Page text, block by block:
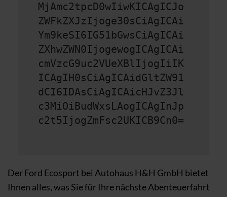
MjAmc2tpcD0wIiwKICAgICJo
ZWFkZXJzIjoge30sCiAgICAi
Ym9keSI6IG51bGwsCiAgICAi
ZXhwZWN0IjogewogICAgICAi
cmVzcG9uc2VUeXBlIjogIiIK
ICAgIH0sCiAgICAidGltZW91
dCI6IDAsCiAgICAicHJvZ3Jl
c3MiOiBudWxsLAogICAgInJp
c2t5IjogZmFsc2UKICB9Cn0=
Der Ford Ecosport bei Autohaus H&H GmbH bietet
Ihnen alles, was Sie für Ihre nächste Abenteuerfahrt